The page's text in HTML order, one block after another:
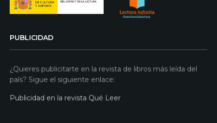
PUBLICIDAD
¿Quieres publicitarte en la revista de libros más leída del
país? Sigue el siguiente enlace:
Publicidad en la revista Qué Leer